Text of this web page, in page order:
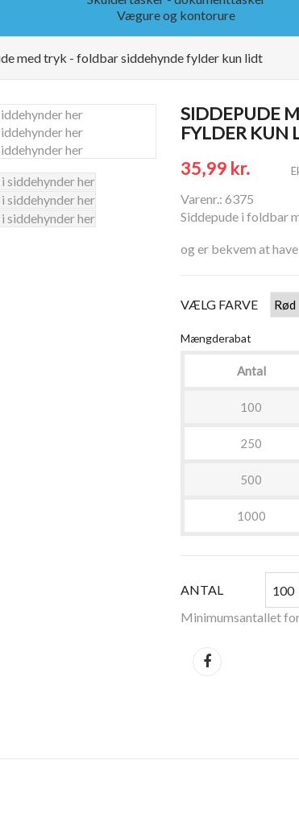
Vægure og kontorure
med tryk - foldbar siddehynde fylder kun lidt
SIDDEPUDE
FYLDER KUN
35,99 kr.
Varenr.: 6375
Siddepude i foldbar
og er bekvem at
VÆLG FARVE
Mængderabat
Antal
100
250
500
1000
ANTAL
Minimumsantallet